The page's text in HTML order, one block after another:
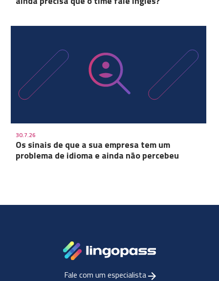
30.7.26
Os sinais de que a sua empresa tem um
problema de idioma e ainda não percebeu
Fale com um especialista